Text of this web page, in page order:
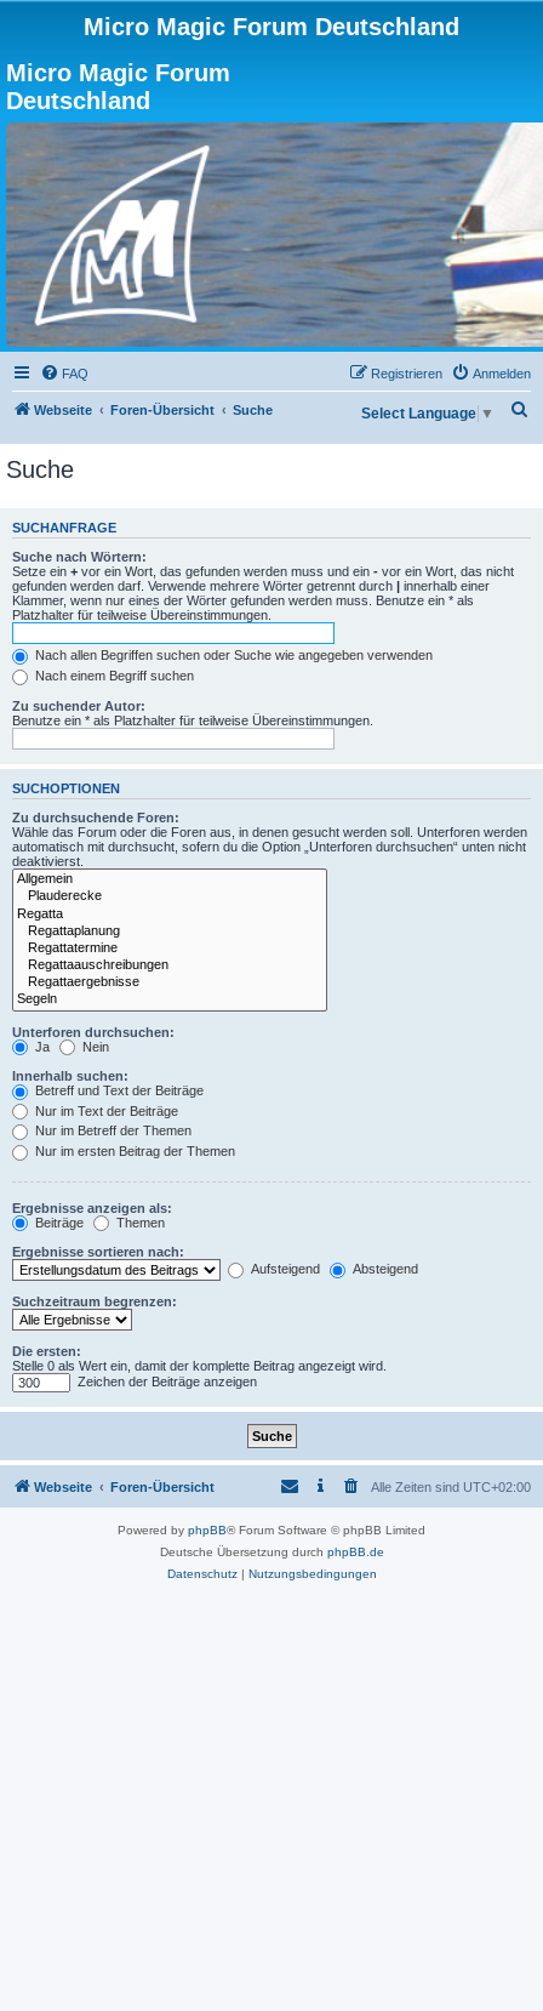
Micro Magic Forum Deutschland
Micro Magic Forum
Deutschland
FAQ Anmelden
Registrieren
Webseite Foren-Übersicht Suche Select Language ▼
Suche
SUCHANFRAGE
Suche nach Wörtern:
Setze ein + vor ein Wort, das gefunden werden muss und ein - vor ein Wort, das nicht
gefunden werden darf. Verwende mehrere Wörter getrennt durch
innerhalb einer
Klammer, wenn nur eines der Wörter gefunden werden muss. Benutze ein * als
Platzhalter für teilweise Übereinstimmungen.
Nach allen Begriffen suchen oder Suche wie angegeben verwenden
Nach einem Begriff suchen
Zu suchender Autor:
Benutze ein * als Platzhalter für teilweise Übereinstimmungen.
SUCHOPTIONEN
Zu durchsuchende Foren:
Wähle das Forum oder die Foren aus, in denen gesucht werden soll. Unterforen werden
automatisch mit durchsucht, sofern du die Option „Unterforen durchsuchen“ unten nicht
deaktivierst.
Unterforen durchsuchen:
Ja
Nein
Innerhalb suchen:
Betreff und Text der Beiträge
Nur im Text der Beiträge
Nur im Betreff der Themen
Nur im ersten Beitrag der Themen
Ergebnisse anzeigen als:
Beiträge
Themen
Ergebnisse sortieren nach:
Aufsteigend
Absteigend
Suchzeitraum begrenzen:
Die ersten:
Stelle 0 als Wert ein, damit der komplette Beitrag angezeigt wird.
Zeichen der Beiträge anzeigen
Webseite Foren-Übersicht Alle Zeiten sind UTC+02:00
Powered by phpBB® Forum Software © phpBB Limited
Deutsche Übersetzung durch phpBB.de
Datenschutz| Nutzungsbedingungen